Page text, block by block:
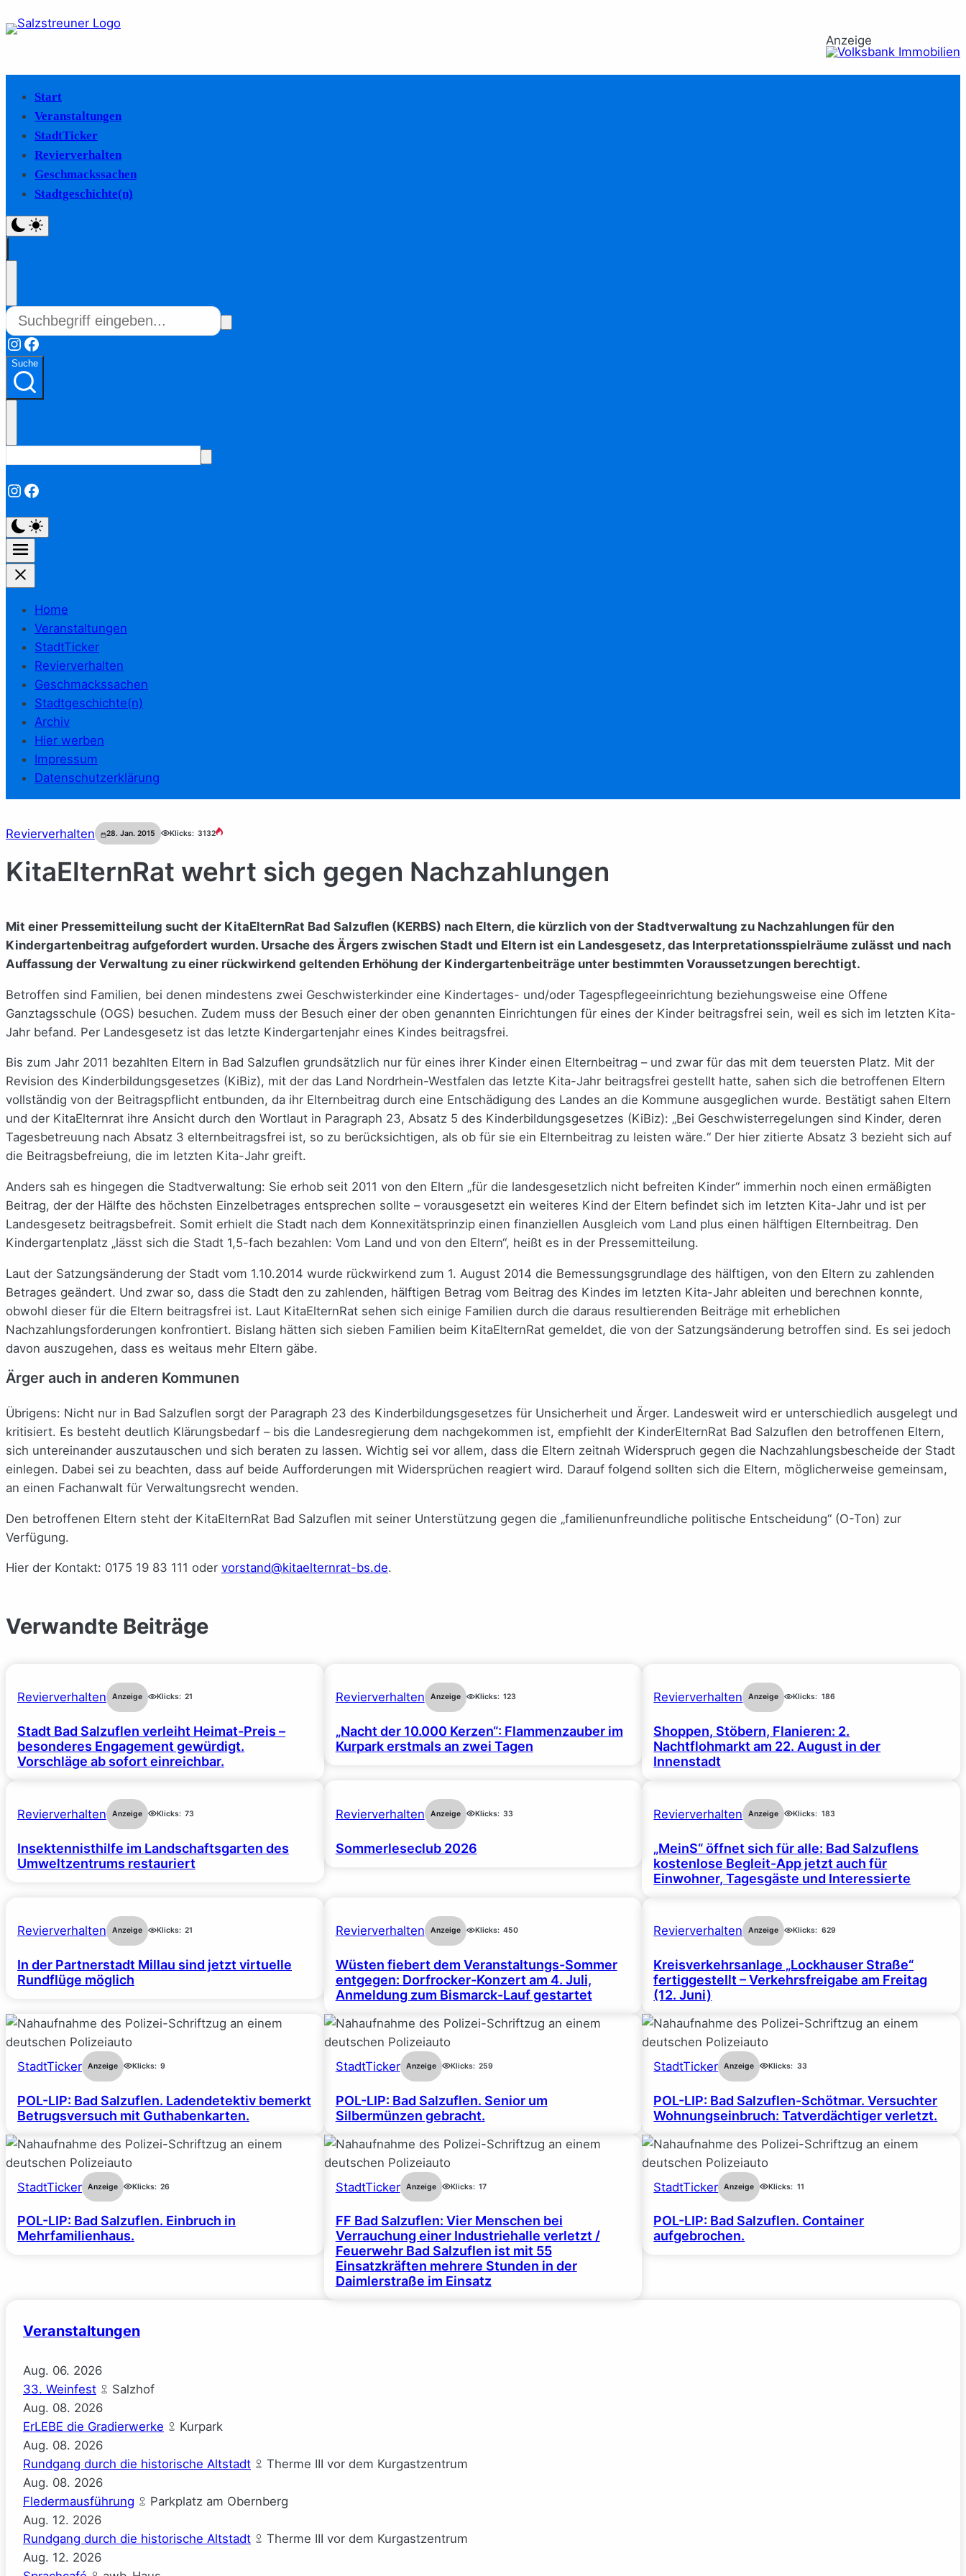
Anzeige
Start
Veranstaltungen
StadtTicker
Revierverhalten
Geschmackssachen
Stadtgeschichte(n)
Instagram
Facebook
Suche
Instagram
Facebook
Home
Veranstaltungen
StadtTicker
Revierverhalten
Geschmackssachen
Stadtgeschichte(n)
Archiv
Hier werben
Impressum
Datenschutzerklärung
Revierverhalten 28. Jan. 2015 Klicks: 3132
KitaElternRat wehrt sich gegen Nachzahlungen
Mit einer Pressemitteilung sucht der KitaElternRat Bad Salzuflen (KERBS) nach Eltern, die kürzlich von der Stadtverwaltung zu Nachzahlungen für den
Kindergartenbeitrag aufgefordert wurden. Ursache des Ärgers zwischen Stadt und Eltern ist ein Landesgesetz, das Interpretationsspielräume zulässt und nach
Auffassung der Verwaltung zu einer rückwirkend geltenden Erhöhung der Kindergartenbeiträge unter bestimmten Voraussetzungen berechtigt.
Betroffen sind Familien, bei denen mindestens zwei Geschwisterkinder eine Kindertages- und/oder Tagespflegeeinrichtung beziehungsweise eine Offene
Ganztagsschule (OGS) besuchen. Zudem muss der Besuch einer der oben genannten Einrichtungen für eines der Kinder beitragsfrei sein, weil es sich im letzten Kita-
Jahr befand. Per Landesgesetz ist das letzte Kindergartenjahr eines Kindes beitragsfrei.
Bis zum Jahr 2011 bezahlten Eltern in Bad Salzuflen grundsätzlich nur für eines ihrer Kinder einen Elternbeitrag – und zwar für das mit dem teuersten Platz. Mit der
Revision des Kinderbildungsgesetzes (KiBiz), mit der das Land Nordrhein-Westfalen das letzte Kita-Jahr beitragsfrei gestellt hatte, sahen sich die betroffenen Eltern
vollständig von der Beitragspflicht entbunden, da ihr Elternbeitrag durch eine Entschädigung des Landes an die Kommune ausgeglichen wurde. Bestätigt sahen Eltern
und der KitaElternrat ihre Ansicht durch den Wortlaut in Paragraph 23, Absatz 5 des Kinderbildungsgesetzes (KiBiz): „Bei Geschwisterregelungen sind Kinder, deren
Tagesbetreuung nach Absatz 3 elternbeitragsfrei ist, so zu berücksichtigen, als ob für sie ein Elternbeitrag zu leisten wäre.“ Der hier zitierte Absatz 3 bezieht sich auf
die Beitragsbefreiung, die im letzten Kita-Jahr greift.
Anders sah es hingegen die Stadtverwaltung: Sie erhob seit 2011 von den Eltern „für die landesgesetzlich nicht befreiten Kinder“ immerhin noch einen ermäßigten
Beitrag, der der Hälfte des höchsten Einzelbetrages entsprechen sollte – vorausgesetzt ein weiteres Kind der Eltern befindet sich im letzten Kita-Jahr und ist per
Landesgesetz beitragsbefreit. Somit erhielt die Stadt nach dem Konnexitätsprinzip einen finanziellen Ausgleich vom Land plus einen hälftigen Elternbeitrag. Den
Kindergartenplatz „lässt sich die Stadt 1,5-fach bezahlen: Vom Land und von den Eltern“, heißt es in der Pressemitteilung.
Laut der Satzungsänderung der Stadt vom 1.10.2014 wurde rückwirkend zum 1. August 2014 die Bemessungsgrundlage des hälftigen, von den Eltern zu zahlenden
Betrages geändert. Und zwar so, dass die Stadt den zu zahlenden, hälftigen Betrag vom Beitrag des Kindes im letzten Kita-Jahr ableiten und berechnen konnte,
obwohl dieser für die Eltern beitragsfrei ist. Laut KitaElternRat sehen sich einige Familien durch die daraus resultierenden Beiträge mit erheblichen
Nachzahlungsforderungen konfrontiert. Bislang hätten sich sieben Familien beim KitaElternRat gemeldet, die von der Satzungsänderung betroffen sind. Es sei jedoch
davon auszugehen, dass es weitaus mehr Eltern gäbe.
Ärger auch in anderen Kommunen
Übrigens: Nicht nur in Bad Salzuflen sorgt der Paragraph 23 des Kinderbildungsgesetzes für Unsicherheit und Ärger. Landesweit wird er unterschiedlich ausgelegt und
kritisiert. Es besteht deutlich Klärungsbedarf – bis die Landesregierung dem nachgekommen ist, empfiehlt der KinderElternRat Bad Salzuflen den betroffenen Eltern,
sich untereinander auszutauschen und sich beraten zu lassen. Wichtig sei vor allem, dass die Eltern zeitnah Widerspruch gegen die Nachzahlungsbescheide der Stadt
einlegen. Dabei sei zu beachten, dass auf beide Aufforderungen mit Widersprüchen reagiert wird. Darauf folgend sollten sich die Eltern, möglicherweise gemeinsam,
an einen Fachanwalt für Verwaltungsrecht wenden.
Den betroffenen Eltern steht der KitaElternRat Bad Salzuflen mit seiner Unterstützung gegen die „familienunfreundliche politische Entscheidung“ (O-Ton) zur
Verfügung.
Hier der Kontakt: 0175 19 83 111 oder vorstand@kitaelternrat-bs.de.
Verwandte Beiträge
Revierverhalten Anzeige Klicks: 21
Stadt Bad Salzuflen verleiht Heimat-Preis –
besonderes Engagement gewürdigt.
Vorschläge ab sofort einreichbar.
Revierverhalten Anzeige Klicks: 123
„Nacht der 10.000 Kerzen“: Flammenzauber im
Kurpark erstmals an zwei Tagen
Revierverhalten Anzeige Klicks: 186
Shoppen, Stöbern, Flanieren: 2.
Nachtflohmarkt am 22. August in der
Innenstadt
Revierverhalten Anzeige Klicks: 73
Insektennisthilfe im Landschaftsgarten des
Umweltzentrums restauriert
Revierverhalten Anzeige Klicks: 33
Sommerleseclub 2026
Revierverhalten Anzeige Klicks: 183
„MeinS“ öffnet sich für alle: Bad Salzuflens
kostenlose Begleit-App jetzt auch für
Einwohner, Tagesgäste und Interessierte
Revierverhalten Anzeige Klicks: 21
In der Partnerstadt Millau sind jetzt virtuelle
Rundflüge möglich
Revierverhalten Anzeige Klicks: 450
Wüsten fiebert dem Veranstaltungs-Sommer
entgegen: Dorfrocker-Konzert am 4. Juli,
Anmeldung zum Bismarck-Lauf gestartet
Revierverhalten Anzeige Klicks: 629
Kreisverkehrsanlage „Lockhauser Straße“
fertiggestellt – Verkehrsfreigabe am Freitag
(12. Juni)
StadtTicker Anzeige Klicks: 9
POL-LIP: Bad Salzuflen. Ladendetektiv bemerkt
Betrugsversuch mit Guthabenkarten.
StadtTicker Anzeige Klicks: 259
POL-LIP: Bad Salzuflen. Senior um
Silbermünzen gebracht.
StadtTicker Anzeige Klicks: 33
POL-LIP: Bad Salzuflen-Schötmar. Versuchter
Wohnungseinbruch: Tatverdächtiger verletzt.
StadtTicker Anzeige Klicks: 26
POL-LIP: Bad Salzuflen. Einbruch in
Mehrfamilienhaus.
StadtTicker Anzeige Klicks: 17
FF Bad Salzuflen: Vier Menschen bei
Verrauchung einer Industriehalle verletzt /
Feuerwehr Bad Salzuflen ist mit 55
Einsatzkräften mehrere Stunden in der
Daimlerstraße im Einsatz
StadtTicker Anzeige Klicks: 11
POL-LIP: Bad Salzuflen. Container
aufgebrochen.
Veranstaltungen
Aug. 06. 2026
33. Weinfest
Salzhof
Aug. 08. 2026
ErLEBE die Gradierwerke
Kurpark
Aug. 08. 2026
Rundgang durch die historische Altstadt
Therme III vor dem Kurgastzentrum
Aug. 08. 2026
Fledermausführung
Parkplatz am Obernberg
Aug. 12. 2026
Rundgang durch die historische Altstadt
Therme III vor dem Kurgastzentrum
Aug. 12. 2026